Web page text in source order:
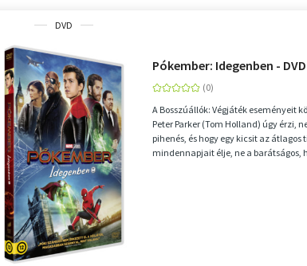
DVD
Pókember: Idegenben - DVD
A Bosszúállók: Végjáték eseményeit
Peter Parker (Tom Holland) úgy érzi,
pihenés, és hogy egy kicsit az átlagos
mindennapjait élje, ne a barátságos,